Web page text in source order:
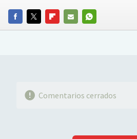
FACEBOOKTWITTERFLIPBOARD
E-
WHATSAPP
Comentarios cerrados